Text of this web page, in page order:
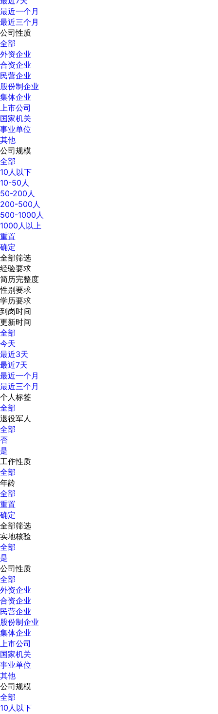
最近一个月
最近三个月
公司性质
全部
外资企业
合资企业
民营企业
股份制企业
集体企业
上市公司
国家机关
事业单位
其他
公司规模
全部
10人以下
10-50人
50-200人
200-500人
500-1000人
1000人以上
重置
确定
全部筛选
经验要求
简历完整度
性别要求
学历要求
到岗时间
更新时间
全部
今天
最近3天
最近7天
最近一个月
最近三个月
个人标签
全部
退役军人
全部
否
是
工作性质
全部
年龄
全部
重置
确定
全部筛选
实地核验
全部
是
公司性质
全部
外资企业
合资企业
民营企业
股份制企业
集体企业
上市公司
国家机关
事业单位
其他
公司规模
全部
10人以下